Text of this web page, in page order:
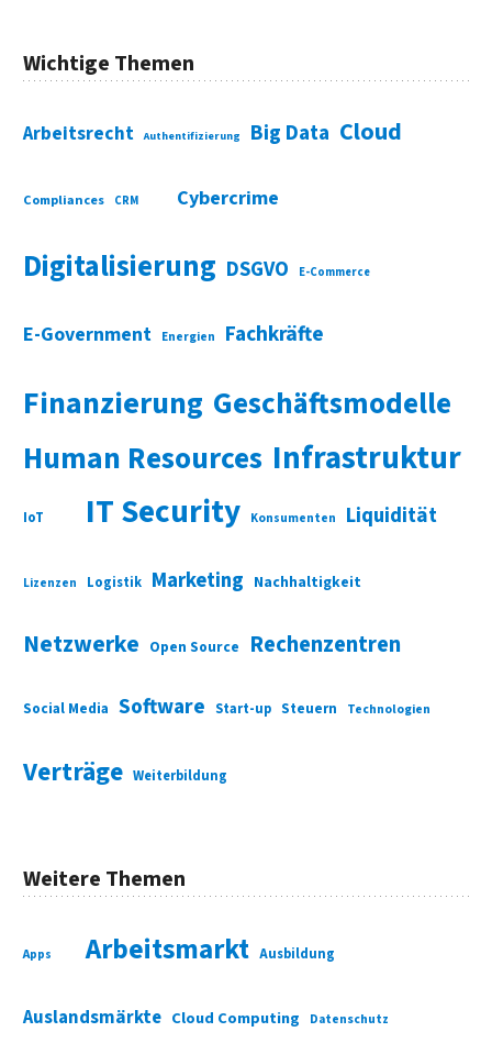
Wichtige Themen
Arbeitsrecht Authentifizierung Big Data Cloud
Compliances CRM Cybercrime
Digitalisierung DSGVO E-Commerce
E-Government Energien Fachkräfte
Finanzierung Geschäftsmodelle
Human Resources Infrastruktur
IoT IT Security Konsumenten Liquidität
Lizenzen Logistik Marketing Nachhaltigkeit
Netzwerke Open Source Rechenzentren
Social Media Software Start-up Steuern Technologien
Verträge Weiterbildung
Weitere Themen
Apps Arbeitsmarkt Ausbildung
Auslandsmärkte Cloud Computing Datenschutz